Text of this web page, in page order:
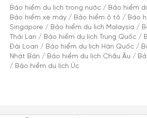
Bảo hiểm du lịch trong nước / Bảo hiểm
Bảo hiểm xe máy / Bảo hiểm ô tô / Bảo
Singapore / Bảo hiểm du lịch Malaysia /
Thái Lan / Bảo hiểm du lịch Trung Quốc /
Đài Loan / Bảo hiểm du lịch Hàn Quốc /
Nhật Bản / Bảo hiểm du lịch Châu Âu /
/ Bảo hiểm du lịch Úc